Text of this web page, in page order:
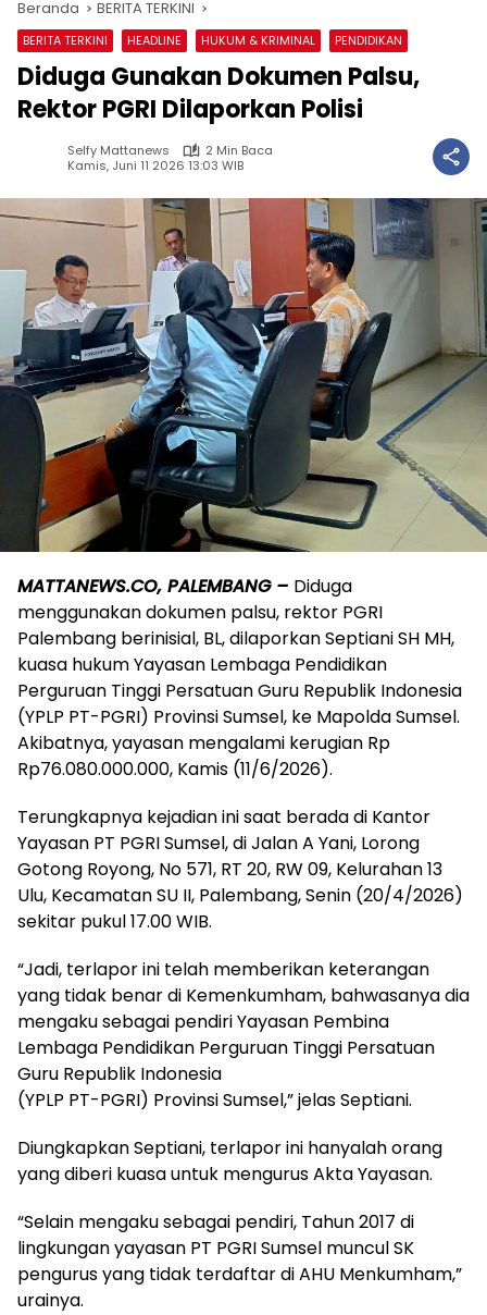
Beranda BERITA TERKINI
BERITA TERKINI HEADLINE HUKUM & KRIMINAL PENDIDIKAN
Diduga Gunakan Dokumen Palsu,
Rektor PGRI Dilaporkan Polisi
Selfy Mattanews
2 Min Baca
Kamis, Juni 11 2026 13:03 WIB
MATTANEWS.CO, PALEMBANG – Diduga
menggunakan dokumen palsu, rektor PGRI
Palembang berinisial, BL, dilaporkan Septiani SH MH,
kuasa hukum Yayasan Lembaga Pendidikan
Perguruan Tinggi Persatuan Guru Republik Indonesia
(YPLP PT-PGRI) Provinsi Sumsel, ke Mapolda Sumsel.
Akibatnya, yayasan mengalami kerugian Rp
Rp76.080.000.000, Kamis (11/6/2026).
Terungkapnya kejadian ini saat berada di Kantor
Yayasan PT PGRI Sumsel, di Jalan A Yani, Lorong
Gotong Royong, No 571, RT 20, RW 09, Kelurahan 13
Ulu, Kecamatan SU II, Palembang, Senin (20/4/2026)
sekitar pukul 17.00 WIB.
“Jadi, terlapor ini telah memberikan keterangan
yang tidak benar di Kemenkumham, bahwasanya dia
mengaku sebagai pendiri Yayasan Pembina
Lembaga Pendidikan Perguruan Tinggi Persatuan
Guru Republik Indonesia
(YPLP PT-PGRI) Provinsi Sumsel,” jelas Septiani.
Diungkapkan Septiani, terlapor ini hanyalah orang
yang diberi kuasa untuk mengurus Akta Yayasan.
“Selain mengaku sebagai pendiri, Tahun 2017 di
lingkungan yayasan PT PGRI Sumsel muncul SK
pengurus yang tidak terdaftar di AHU Menkumham,”
urainya.